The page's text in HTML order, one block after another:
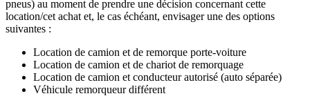
pneus) au moment de prendre une décision concernant cette
location/cet achat et, le cas échéant, envisager une des options
suivantes :
Location de camion et de remorque porte-voiture
Location de camion et de chariot de remorquage
Location de camion et conducteur autorisé (auto séparée)
Véhicule remorqueur différent